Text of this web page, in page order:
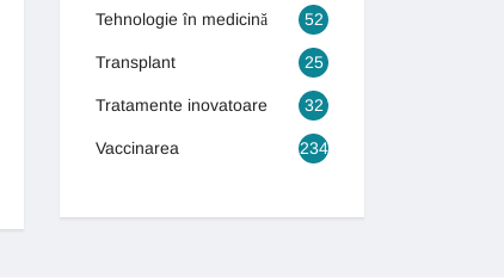
Generația autismului! Numărul copiilor care suferă de autism
Tehnologie în medicină 52
Transplant 25
Tratamente inovatoare 32
Vaccinarea 234